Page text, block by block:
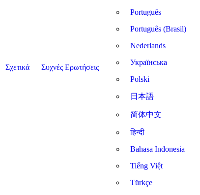
Σχετικά Συχνές Ερωτήσεις
Português
Português (Brasil)
Nederlands
Українська
Polski
日本語
简体中文
हिन्दी
Bahasa Indonesia
Tiếng Việt
Türkçe